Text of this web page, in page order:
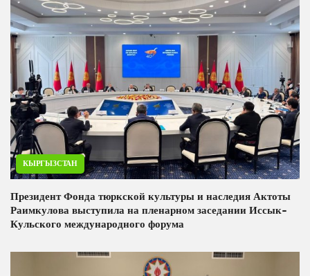
КЫРГЫЗСТАН
Президент Фонда тюркской культуры и наследия Актоты
Раимкулова выступила на пленарном заседании Иссык-
Кульского международного форума